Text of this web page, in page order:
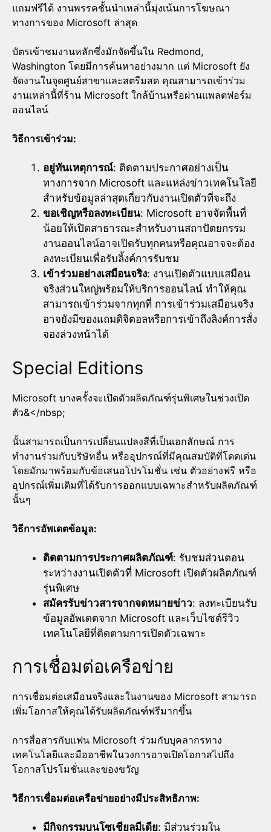
แถมฟรีได้ งานพรรคชั้นนำเหล่านี้มุ่งเน้นการโฆษณา
ทางการของ Microsoft ล่าสุด
บัตรเข้าชมงานหลักซึ่งมักจัดขึ้นใน Redmond,
Washington โดยมีการค้นหาอย่างมาก แต่ Microsoft ยัง
จัดงานในจุดศูนย์สาขาและสตรีมสด คุณสามารถเข้าร่วม
งานเหล่านี้ที่ร้าน Microsoft ใกล้บ้านหรือผ่านแพลตฟอร์ม
ออนไลน์
วิธีการเข้าร่วม:
อยู่ทันเหตุการณ์: ติดตามประกาศอย่างเป็น
ทางการจาก Microsoft และแหล่งข่าวเทคโนโลยี
สำหรับข้อมูลล่าสุดเกี่ยวกับงานเปิดตัวที่จะถึง
ขอเชิญหรือลงทะเบียน: Microsoft อาจจัดพื้นที่
น้อยให้เปิดสาธารณะสำหรับงานสถาปัตยกรรม
งานออนไลน์อาจเปิดรับทุกคนหรือคุณอาจจะต้อง
ลงทะเบียนเพื่อรับลิ้งค์การรับชม
เข้าร่วมอย่างเสมือนจริง: งานเปิดตัวแบบเสมือน
จริงส่วนใหญ่พร้อมให้บริการออนไลน์ ทำให้คุณ
สามารถเข้าร่วมจากทุกที่ การเข้าร่วมเสมือนจริง
อาจยังมีของแถมดิจิตอลหรือการเข้าถึงลิงค์การสั่ง
จองล่วงหน้าได้
Special Editions
Microsoft บางครั้งจะเปิดตัวผลิตภัณฑ์รุ่นพิเศษในช่วงเปิด
ตัว&</nbsp;
นั้นสามารถเป็นการเปลี่ยนแปลงสีที่เป็นเอกลักษณ์ การ
ทำงานร่วมกับบริษัทอื่น หรืออุปกรณ์ที่มีคุณสมบัติที่โดดเด่น
โดยมักมาพร้อมกับข้อเสนอโปรโมชั่น เช่น ตัวอย่างฟรี หรือ
อุปกรณ์เพิ่มเติมที่ได้รับการออกแบบเฉพาะสำหรับผลิตภัณฑ์
นั้นๆ
วิธีการอัพเดตข้อมูล:
ติดตามการประกาศผลิตภัณฑ์: รับชมส่วนตอน
ระหว่างงานเปิดตัวที่ Microsoft เปิดตัวผลิตภัณฑ์
รุ่นพิเศษ
สมัครรับข่าวสารจากจดหมายข่าว: ลงทะเบียนรับ
ข้อมูลอัพเดตจาก Microsoft และเว็บไซต์รีวิว
เทคโนโลยีที่ติดตามการเปิดตัวเฉพาะ
การเชื่อมต่อเครือข่าย
การเชื่อมต่อเสมือนจริงและในงานของ Microsoft สามารถ
เพิ่มโอกาสให้คุณได้รับผลิตภัณฑ์ฟรีมากขึ้น
การสื่อสารกับแฟน Microsoft ร่วมกับบุคลากรทาง
เทคโนโลยีและมืออาชีพในวงการอาจเปิดโอกาสไปถึง
โอกาสโปรโมชั่นและของขวัญ
วิธีการเชื่อมต่อเครือข่ายอย่างมีประสิทธิภาพ:
มีกิจกรรมบนโซเชียลมีเดีย: มีส่วนร่วมใน